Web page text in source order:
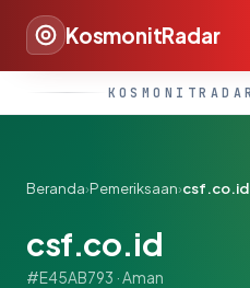
KosmonitRadar
Beranda›Pemeriksaan›csf.co.id
csf.co.id
#E45AB793 · Aman